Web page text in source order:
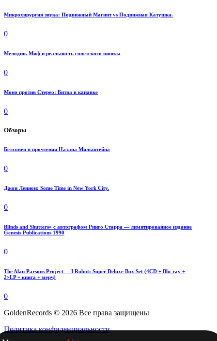
Микрохирургия звука: Подвижный Магнит vs Подвижная Катушка.
0
Мелодия. Миф и реальность советского винила
0
Моно против Стерео: Битва в канавке
0
Обзоры
Бетховен в прочтении Натана Мильштейна
0
Джон Леннон: Some Time in New York City.
0
Blinds and Shutters» с автографом Ринго Старра — лимитированное издание
Genesis Publications 1990
0
The Alan Parsons Project — I Robot: Super Deluxe Box Set (4CD + Blu-ray +
2×LP + книга + мерч)
0
GoldenRecords © 2026 Все права защищены
Политика конфиденциальности